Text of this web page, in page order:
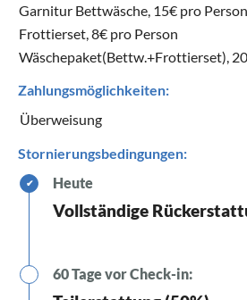
Garnitur Bettwäsche, 15€ pro Person
Frottierset, 8€ pro Person
Wäschepaket(Bettw.+Frottierset),
Zahlungsmöglichkeiten:
Überweisung
Stornierungsbedingungen:
✔ Heute
Vollständige
60 Tage vor Check-in: